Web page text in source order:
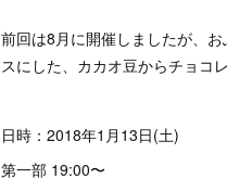
前回は8月に開催しましたが、
スにした、カカオ豆からチョコ
日時：2018年1月13日(土)
第一部 19:00〜